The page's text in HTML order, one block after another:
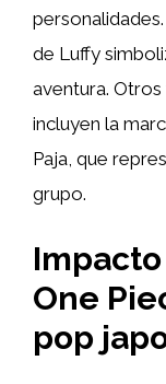
de Luffy
aventura.
incluyen la
Paja, que
grupo.
One
pop